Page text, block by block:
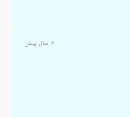
۶ سال پیش